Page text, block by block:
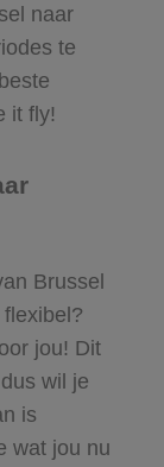
naar
te
it fly!
Brussel
jou! Dit
wil je
is
wat jou nu